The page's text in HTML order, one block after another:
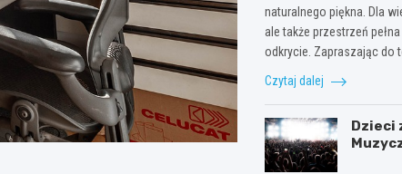
naturalnego piękna. Dla
ale także przestrzeń
odkrycie. Zapraszając do
Czytaj dalej
Dzieci